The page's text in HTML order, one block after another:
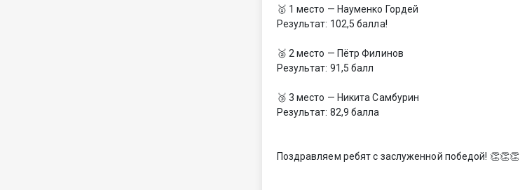
🥇 1 место — Науменко Гордей
Результат: 102,5 балла!
🥈 2 место — Пётр Филинов
Результат: 91,5 балл
🥉 3 место — Никита Самбурин
Результат: 82,9 балла
Поздравляем ребят с заслуженной победой! 👏👏👏